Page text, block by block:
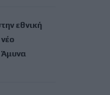
εθνική
Άμυνα